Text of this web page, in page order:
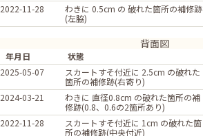
2022-11-28
わきに 0.5cm の 破れた箇所の補修跡
(左脇)
背面図
年月日 状態
2025-05-07
スカートすそ付近に 2.5cm の破れた
箇所の補修跡(右寄り)
2024-03-21
わきに 直径0.8cm の破れた箇所の補
修跡(0.8、0.6の2箇所あり)
2022-11-28
スカートすそ付近に 1cm の破れた箇
所の補修跡(中央付近)